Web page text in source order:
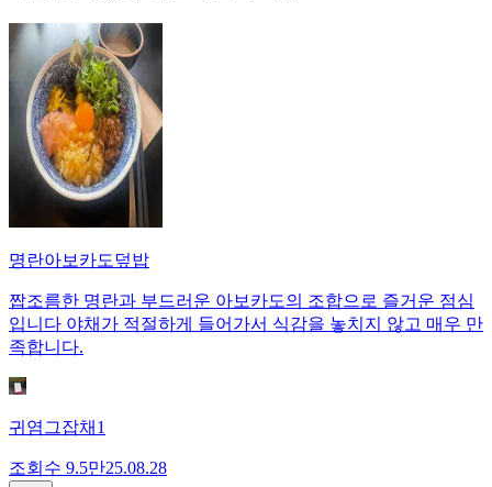
명란아보카도덮밥
짭조름한 명란과 부드러운 아보카도의 조합으로 즐거운 점심
입니다 야채가 적절하게 들어가서 식감을 놓치지 않고 매우 만
족합니다.
귀염그잡채1
조회수 9.5만25.08.28